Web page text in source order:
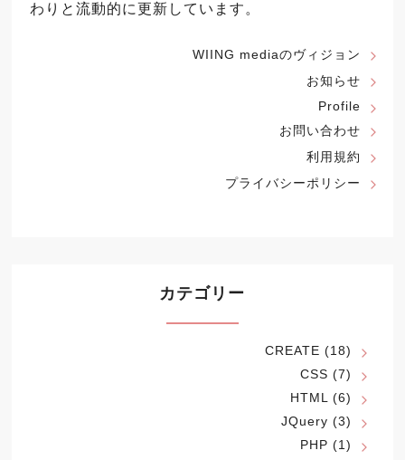
わりと流動的に更新しています。
WIING mediaのヴィジョン
お知らせ
Profile
お問い合わせ
利用規約
プライバシーポリシー
カテゴリー
CREATE (18)
CSS (7)
HTML
(6)
JQuery (3)
PHP (1)